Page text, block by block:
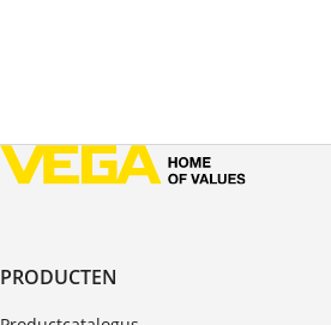
PRODUCTEN